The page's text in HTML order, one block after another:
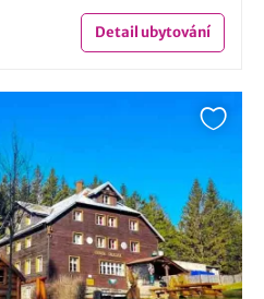
Detailubytování